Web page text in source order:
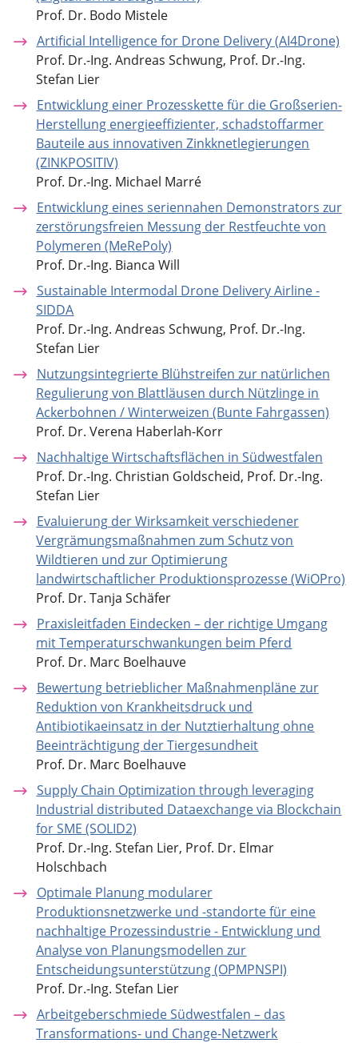
Prof. Dr. Bodo Mistele
Artificial Intelligence for Drone Delivery (AI4Drone)
Prof. Dr.-Ing. Andreas Schwung, Prof. Dr.-Ing.
Stefan Lier
Entwicklung einer Prozesskette für die Großserien-
Herstellung energieeffizienter, schadstoffarmer
Bauteile aus innovativen Zinkknetlegierungen
(ZINKPOSITIV)
Prof. Dr.-Ing. Michael Marré
Entwicklung eines seriennahen Demonstrators zur
zerstörungsfreien Messung der Restfeuchte von
Polymeren (MeRePoly)
Prof. Dr.-Ing. Bianca Will
Sustainable Intermodal Drone Delivery Airline -
SIDDA
Prof. Dr.-Ing. Andreas Schwung, Prof. Dr.-Ing.
Stefan Lier
Nutzungsintegrierte Blühstreifen zur natürlichen
Regulierung von Blattläusen durch Nützlinge in
Ackerbohnen / Winterweizen (Bunte Fahrgassen)
Prof. Dr. Verena Haberlah-Korr
Nachhaltige Wirtschaftsflächen in Südwestfalen
Prof. Dr.-Ing. Christian Goldscheid, Prof. Dr.-Ing.
Stefan Lier
Evaluierung der Wirksamkeit verschiedener
Vergrämungsmaßnahmen zum Schutz von
Wildtieren und zur Optimierung
landwirtschaftlicher Produktionsprozesse (WiOPro)
Prof. Dr. Tanja Schäfer
Praxisleitfaden Eindecken – der richtige Umgang
mit Temperaturschwankungen beim Pferd
Prof. Dr. Marc Boelhauve
Bewertung betrieblicher Maßnahmenpläne zur
Reduktion von Krankheitsdruck und
Antibiotikaeinsatz in der Nutztierhaltung ohne
Beeinträchtigung der Tiergesundheit
Prof. Dr. Marc Boelhauve
Supply Chain Optimization through leveraging
Industrial distributed Dataexchange via Blockchain
for SME (SOLID2)
Prof. Dr.-Ing. Stefan Lier, Prof. Dr. Elmar
Holschbach
Optimale Planung modularer
Produktionsnetzwerke und -standorte für eine
nachhaltige Prozessindustrie - Entwicklung und
Analyse von Planungsmodellen zur
Entscheidungsunterstützung (OPMPNSPI)
Prof. Dr.-Ing. Stefan Lier
Arbeitgeberschmiede Südwestfalen – das
Transformations- und Change-Netzwerk